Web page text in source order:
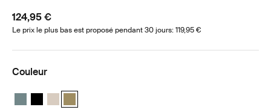
124,95 €
Le prix le plus bas est proposé pendant 30 jours: 119,95 €
Couleur
Thule Yepp 2 mini Bleu moyen
Thule Yepp 2 mini Noir minuit
Thule Yepp 2 mini Sable doux
Thule Yepp 2 mini Vert nutria (selected)